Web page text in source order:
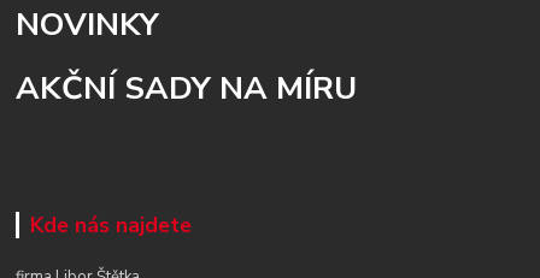
NOVINKY
AKČNÍ SADY NA MÍRU
Kde nás najdete